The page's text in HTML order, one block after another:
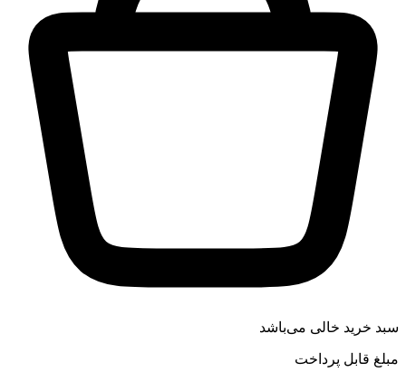
سبد خرید خالی می‌باشد
مبلغ قابل پرداخت